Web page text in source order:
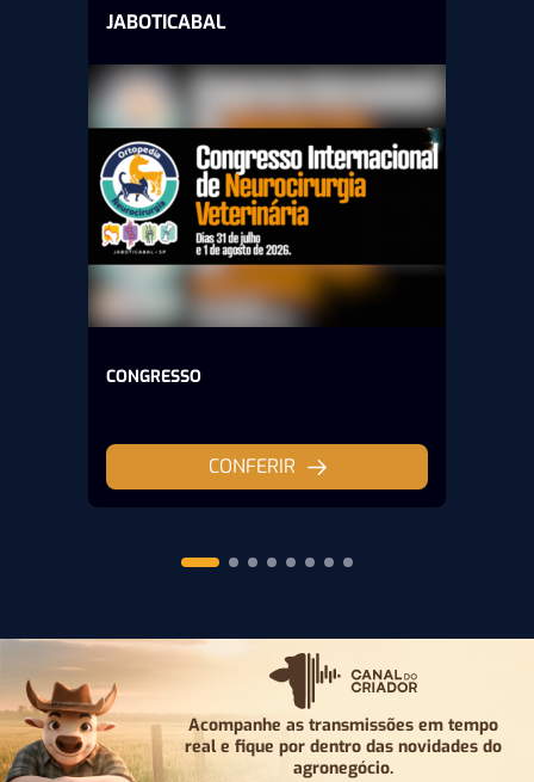
JABOTICABAL
CONGRESSO
CONFERIR
Acompanhe as transmissões em tempo
real e fique pordentro das novidades do
agronegócio.